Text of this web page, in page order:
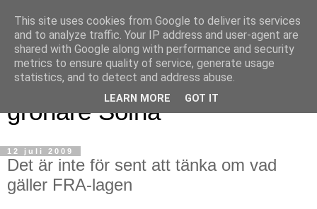
Magnus blogg - för ett
grönare Solna
12 juli 2009
Det är inte för sent att tänka om vad
gäller FRA-lagen
This site uses cookies from Google to deliver its services
and to analyze traffic. Your IP address and user-agent are
shared with Google along with performance and security
metrics to ensure quality of service, generate usage
statistics, and to detect and address abuse.
LEARN MORE GOT IT